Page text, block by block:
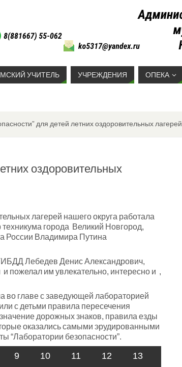
УЧИТЕЛЬ УЧРЕЖДЕНИЯ ОПЕКА
для детей летних оздоровительных лагерей
оздоровительных
лагерей нашего округа работала
города Великий Новгород,
России Владимира Путина
Лебедев Денис Александрович,
пожелал им увлекательно, интересно и ,
во главе с заведующей лабораторией
с детьми правила пересечения
дорожных знаков, правила езды
оказались самыми эрудированными
“Лаборатории безопасности”.
9 10 11 12
13